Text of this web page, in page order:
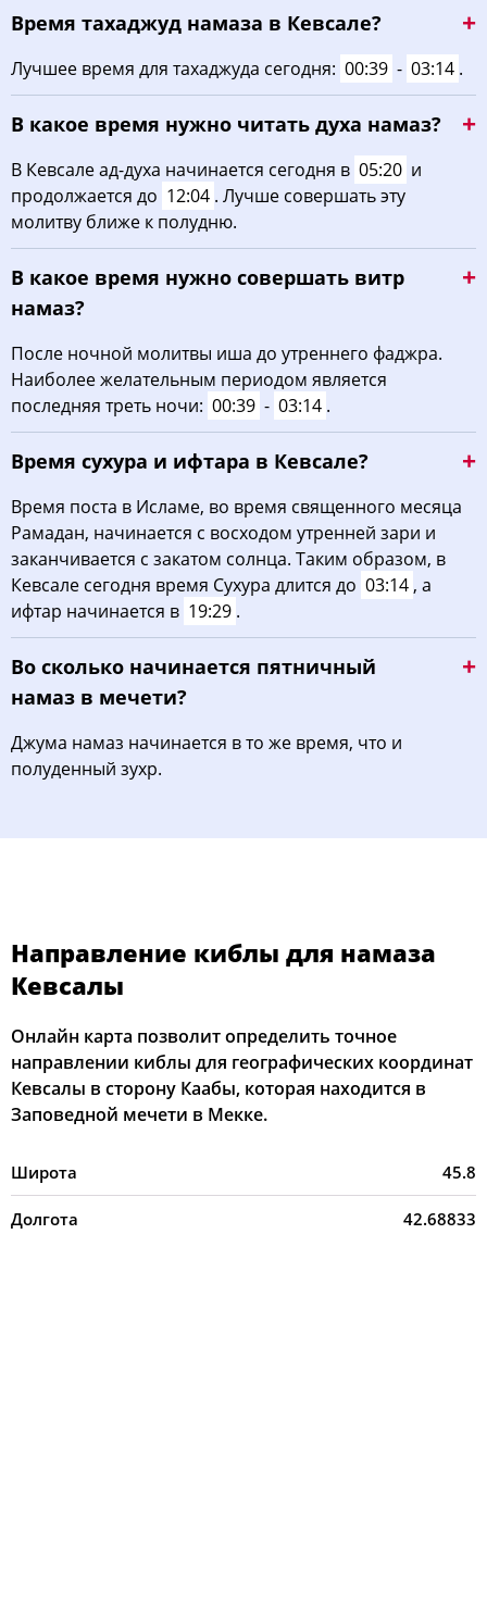
22, Сб 03:39 05:18
03:41 05:19 12:12 16:01 19:04 20:35
24, Пн 03:43 05:20 12:12 16:00 19:02 20:33
03:44 05:21 12:11 15:59 19:01
03:46 05:23 12:11
27, Чт 03:48 05:24 12:11 15:57 18:57 20:26
29, Сб 03:51 05:26 12:10 15:55 18:53
30, Вс 03:53 05:27 12:10 15:54 18:52 20:19
03:54 05:29 12:10
Время тахаджуд намаза в Кевсале?
Лучшее время для тахаджуда сегодня: 00:39 - 03:14 .
В какое время нужно читать духа намаз?
В Кевсале ад-духа начинается сегодня в 05:20 и
продолжается до 12:04 . Лучше совершать эту
молитву ближе к полудню.
В какое время нужно совершать витр
намаз?
После ночной молитвы иша до утреннего фаджра.
Наиболее желательным периодом является
последняя треть ночи: 00:39 - 03:14 .
Время сухура и ифтара в Кевсале?
Время поста в Исламе, во время священного месяца
Рамадан, начинается с восходом утренней зари и
заканчивается с закатом солнца. Таким образом, в
Кевсале сегодня время Сухура длится до 03:14 , а
ифтар начинается в 19:29 .
Во сколько начинается пятничный
намаз в мечети?
Джума намаз начинается в то же время, что и
полуденный зухр.
Направление киблы для намаза
Кевсалы
Онлайн карта позволит определить точное
направлении киблы для географических координат
Кевсалы в сторону Каабы, которая находится в
Заповедной мечети в Мекке.
Широта 45.8
Долгота 42.68833